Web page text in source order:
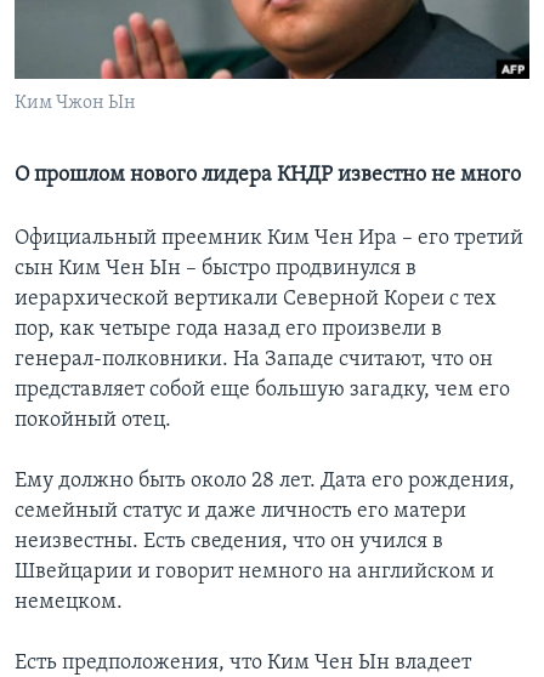
Learning English
СОЦИАЛЬНЫЕ СЕТИ
Ким Чжон Ын
О прошлом нового лидера КНДР известно не много
Официальный преемник Ким Чен Ира – его третий
сын Ким Чен Ын – быстро продвинулся в
иерархической вертикали Северной Кореи с тех
пор, как четыре года назад его произвели в
генерал-полковники. На Западе считают, что он
представляет собой еще большую загадку, чем его
покойный отец.
Ему должно быть около 28 лет. Дата его рождения,
семейный статус и даже личность его матери
неизвестны. Есть сведения, что он учился в
Швейцарии и говорит немного на английском и
немецком.
Есть предположения, что Ким Чен Ын владеет